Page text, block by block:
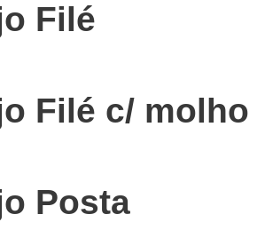
Filé
Filé c/
Posta